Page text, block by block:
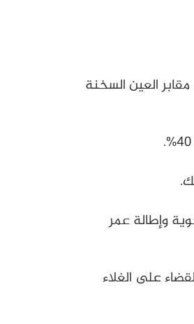
العين السخنة
وإطالة عمر
على الغلاء